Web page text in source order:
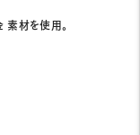
材を使用。